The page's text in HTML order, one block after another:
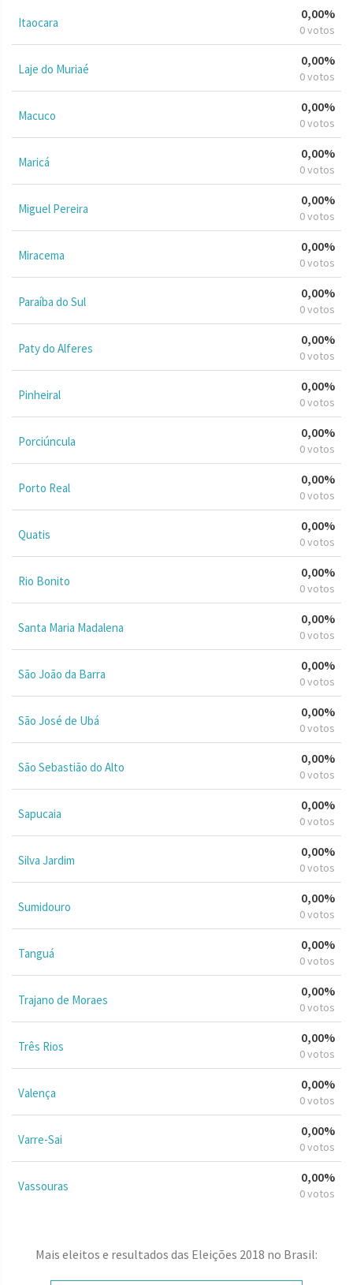
Itaocara
0,00%
0 votos
Laje do Muriaé
0,00%
0 votos
Macuco
0,00%
0 votos
Maricá
0,00%
0 votos
Miguel Pereira
0,00%
0 votos
Miracema
0,00%
0 votos
Paraíba do Sul
0,00%
0 votos
Paty do Alferes
0,00%
0 votos
Pinheiral
0,00%
0 votos
Porciúncula
0,00%
0 votos
Porto Real
0,00%
0 votos
Quatis
0,00%
0 votos
Rio Bonito
0,00%
0 votos
Santa Maria Madalena
0,00%
0 votos
São João da Barra
0,00%
0 votos
São José de Ubá
0,00%
0 votos
São Sebastião do Alto
0,00%
0 votos
Sapucaia
0,00%
0 votos
Silva Jardim
0,00%
0 votos
Sumidouro
0,00%
0 votos
Tanguá
0,00%
0 votos
Trajano de Moraes
0,00%
0 votos
Três Rios
0,00%
0 votos
Valença
0,00%
0 votos
Varre-Sai
0,00%
0 votos
Vassouras
0,00%
0 votos
Mais eleitos e resultados das Eleições 2018 no Brasil: